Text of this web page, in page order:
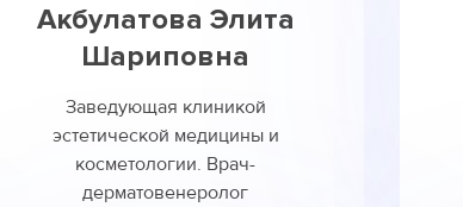
Акбулатова Элита
Шариповна
Заведующая клиникой
эстетической медицины и
косметологии. Врач-
дерматовенеролог